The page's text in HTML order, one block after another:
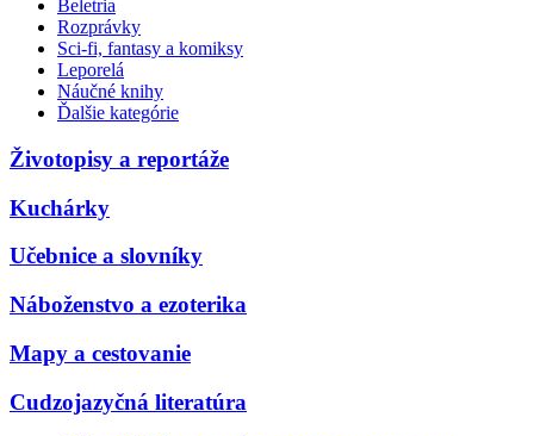
Beletria
Rozprávky
Sci-fi, fantasy a komiksy
Leporelá
Náučné knihy
Ďalšie kategórie
Životopisy a reportáže
Kuchárky
Učebnice a slovníky
Náboženstvo a ezoterika
Mapy a cestovanie
Cudzojazyčná literatúra